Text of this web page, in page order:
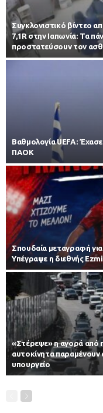
Συγκλονιστικό βίντεο
7,1R στην Ιαπωνία: Τα
προστατεύσουν τον
Βαθμολογία UEFA:
ΠΑΟΚ
Σπουδαία μεταγραφή
Υπέγραψε η διεθνής
«Στέρεψε» η αγορά από
αυτοκίνητα παραμένουν
υπουργείο